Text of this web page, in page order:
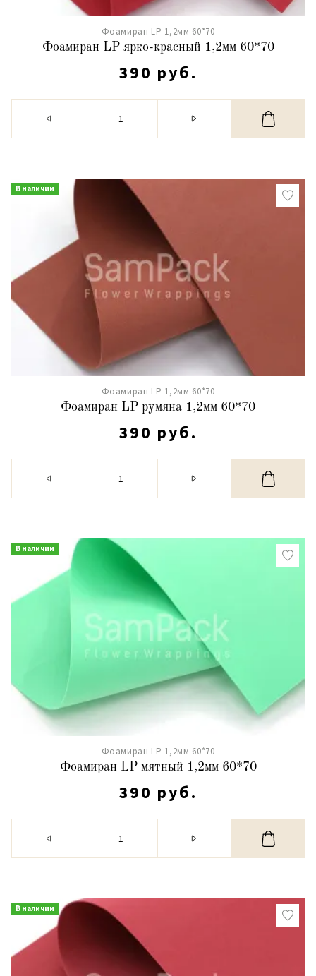
Фоамиран LP 1,2мм 60*70
Фоамиран LP ярко-красный 1,2мм 60*70
390 руб.
В наличии
Фоамиран LP 1,2мм 60*70
Фоамиран LP румяна 1,2мм 60*70
390 руб.
В наличии
Фоамиран LP 1,2мм 60*70
Фоамиран LP мятный 1,2мм 60*70
390 руб.
В наличии